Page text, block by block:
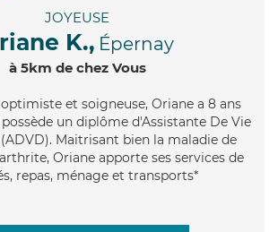
JOYEUSE
K., Épernay
à 5km de chez Vous
et soigneuse, Oriane a 8 ans
un diplôme d'Assistante De Vie
Maitrisant bien la maladie de
Oriane apporte ses services de
repas, ménage et transports*